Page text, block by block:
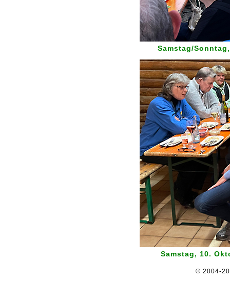
Samstag/
Samstag, 10.
© 2004-